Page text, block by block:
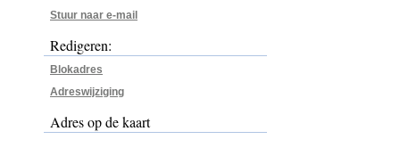
Stuur naar e-mail
Redigeren:
Blokadres
Adreswijziging
Adres op de kaart